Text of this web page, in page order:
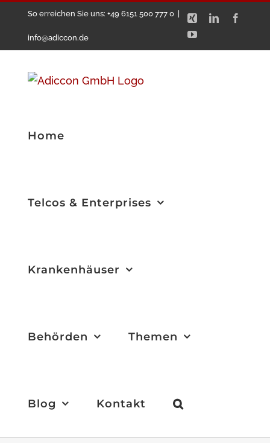
springen
So erreichen Sie uns: +49 6151 500 777 0
info@adiccon.de
Xing LinkedIn
YouTube
Home
Telcos & Enterprises
Krankenhäuser
Behörden Themen
Blog Kontakt